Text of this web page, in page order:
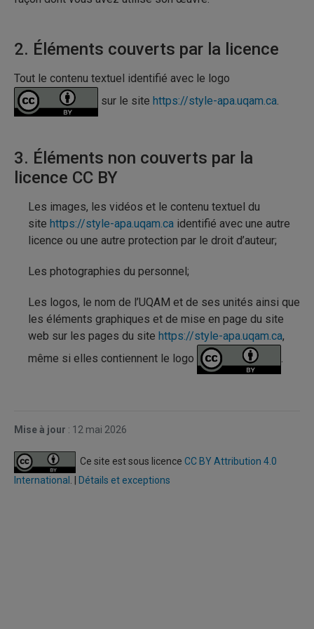
2. Éléments couverts par la licence
Tout le contenu textuel identifié avec le logo
sur le site https://style-apa.uqam.ca.
3. Éléments non couverts par la
licence CC BY
Les images, les vidéos et le contenu textuel du
site https://style-apa.uqam.ca identifié avec une autre
licence ou une autre protection par le droit d’auteur;
Les photographies du personnel;
Les logos, le nom de l’UQAM et de ses unités ainsi que
les éléments graphiques et de mise en page du site
web sur les pages du site https://style-apa.uqam.ca,
même si elles contiennent le logo
.
Miseà jour : 12 mai 2026
Ce site est sous licence CC BY Attribution 4.0
International
Détails et exceptions